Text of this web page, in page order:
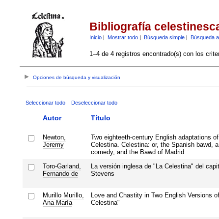
Bibliografía
Inicio| Mostrar todo| Búsqueda simple| Búsqueda
1–4 de 4 registros encontrado(s) con los
Opciones de búsqueda y visualización
Seleccionar todo Deseleccionar todo
Autor Título
Newton,
Jeremy
Two eighteeth-century English adaptations
Celestina. Celestina: or, the Spanish bawd,
comedy, and the Bawd of Madrid
Toro-Garland,
Fernando de
La versión inglesa de "La Celestina" del
Stevens
Murillo Murillo,
Ana María
Love and Chastity in Two English Versions
Celestina"